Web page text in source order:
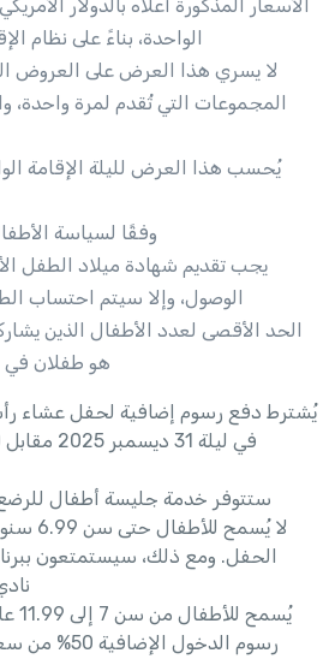
الأسعار المذكورة أعلاه بالدولار
الواحدة، بناءً على نظام
لا يسري هذا العرض على العروض
المجموعات التي تُقدم لمرة
يُحسب هذا العرض لليلة الإقامة
وفقًا لسياسة
يجب تقديم شهادة ميلاد الطفل
الوصول، وإلا سيتم احتساب
الحد الأقصى لعدد الأطفال الذين
هو طفلان في
يُشترط دفع رسوم إضافية لحفل عشاء
ستتوفر خدمة جليسة أطفال
لا يُسمح
الحفل. ومع ذلك، سيستمتعون
رسوم الدخول